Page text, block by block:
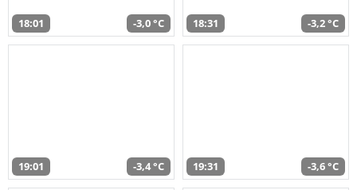
18:01 -3,0 °C 18:31 -3,2 °C
19:01 -3,4 °C 19:31 -3,6 °C